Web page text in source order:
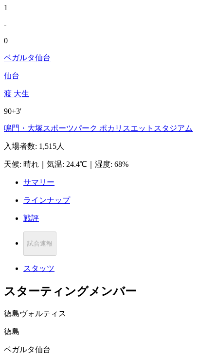
1
-
0
ベガルタ仙台
仙台
渡 大生
90+3'
鳴門・大塚スポーツパーク ポカリスエットスタジアム
入場者数: 1,515人
天候: 晴れ 気温: 24.4℃ 湿度: 68%
サマリー
ラインナップ
戦評
試合速報
スタッツ
スターティングメンバー
徳島ヴォルティス
徳島
ベガルタ仙台